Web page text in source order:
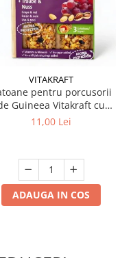
VITAKRAFT
pentru porcusorii
Guineea Vitakraft cu
struguri & nuci 2 buc
11,00 Lei
ADAUGA IN COS